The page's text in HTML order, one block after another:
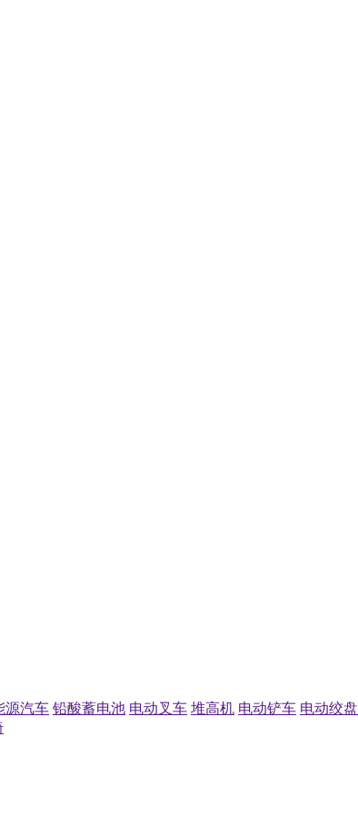
源汽车 铅酸蓄电池 电动叉车 堆高机 电动铲车 电动绞盘